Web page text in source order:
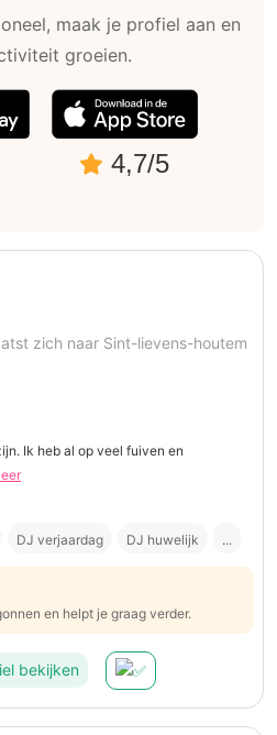
maak je profiel aan en
groeien.
4,7/5
zich naar Sint-lievens-houtem
Ik heb al op veel fuiven en
DJ verjaardag DJ huwelijk ...
en helpt je graag verder.
bekijken